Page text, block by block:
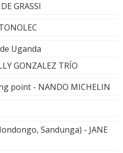
GRASSI
Uganda
GONZALEZ TRÍO
point - NANDO MICHELIN
Sandunga) - JANE